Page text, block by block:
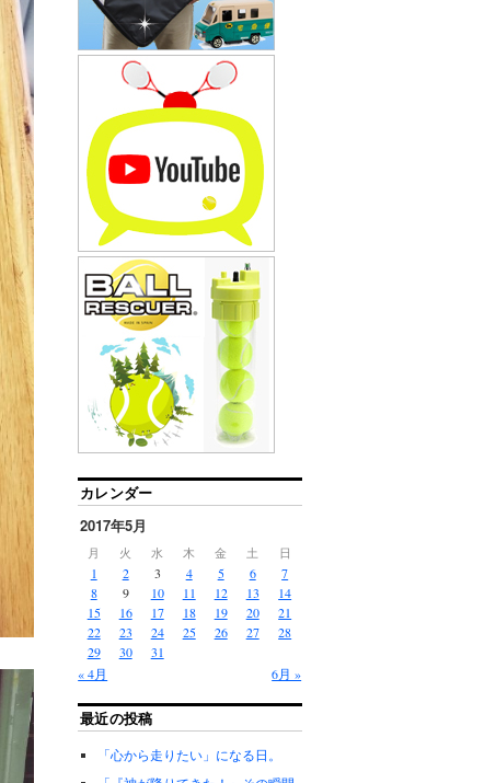
カレンダー
2017年5月
月 火 水 木 金 土 日
« 4月 6月 »
1 2 3 4 5 6
7
8
9 10 11 12 13
14
15
16 17 18 19 20
21
22
23 24 25 26 27
28
29
30 31
最近の投稿
「心から走りたい」になる日。